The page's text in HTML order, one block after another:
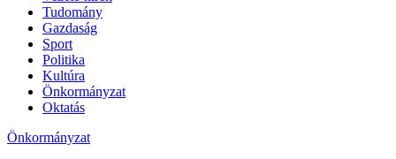
Tudomány
Gazdaság
Sport
Politika
Kultúra
Önkormányzat
Oktatás
Önkormányzat